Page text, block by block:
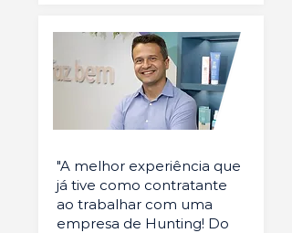
"A melhor experiência que
já tive como contratante
ao trabalhar com uma
empresa de Hunting! Do